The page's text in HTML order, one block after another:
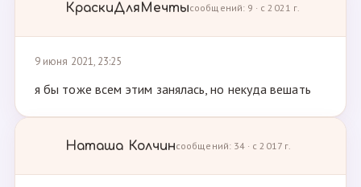
КраскиДляМечтысообщений: 9 · с 2021 г.
9 июня 2021, 23:25
я бы тоже всем этим занялась, но некуда вешать
Наташа Колчинсообщений: 34 · с 2017 г.